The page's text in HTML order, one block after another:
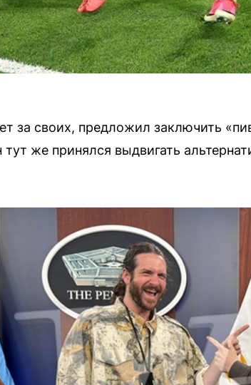
за своих, предложил заключить
же принялся выдвигать